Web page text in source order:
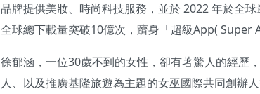
品牌提供美妝、時尚科技服務，並於 2022 年於全
全球總下載量突破10億次，躋身「超級App( Super
徐郁涵，一位30歲不到的女性，卻有著驚人的經歷
人、以及推廣基隆旅遊為主題的女巫國際共同創辦